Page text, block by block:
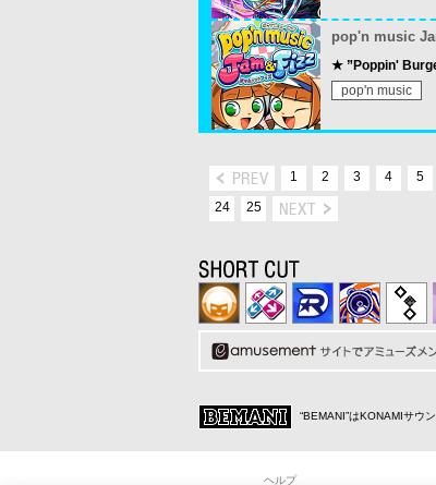
pop'n music
★ ”Poppin'
pop'n music
1 2 3 4 5
24
25
“BEMANI”はKONAMIサウ
ヘルプ